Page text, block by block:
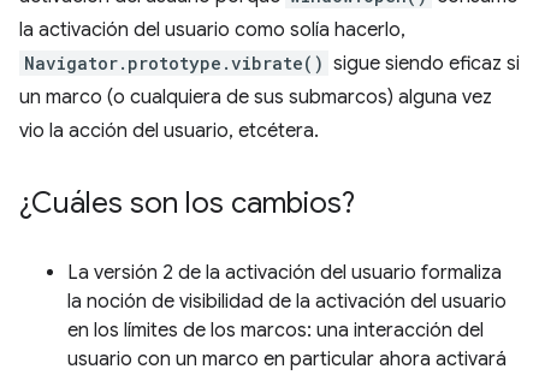
la activación del usuario como solía hacerlo,
Navigator.prototype.vibrate() sigue siendo eficaz si
un marco (o cualquiera de sus submarcos) alguna vez
vio la acción del usuario, etcétera.
¿Cuáles son los cambios?
La versión 2 de la activación del usuario formaliza
la noción de visibilidad de la activación del usuario
en los límites de los marcos: una interacción del
usuario con un marco en particular ahora activará